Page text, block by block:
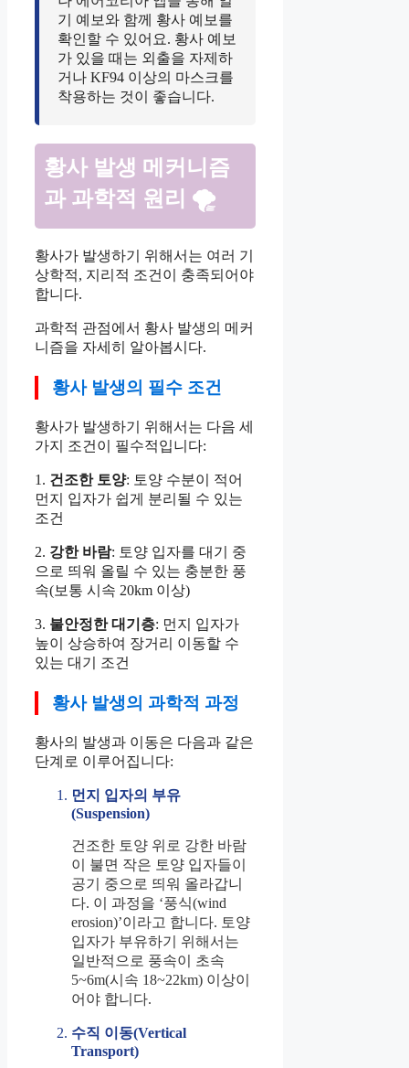
기 예보와 함께 황사 예보를
확인할 수 있어요. 황사 예보
가 있을 때는 외출을 자제하
거나 KF94 이상의 마스크를
착용하는 것이 좋습니다.
황사 발생 메커니즘
과 과학적 원리 🌪️
황사가 발생하기 위해서는 여러 기
상학적, 지리적 조건이 충족되어야
합니다.
과학적 관점에서 황사 발생의 메커
니즘을 자세히 알아봅시다.
황사 발생의 필수 조건
황사가 발생하기 위해서는 다음 세
가지 조건이 필수적입니다:
1. 건조한 토양: 토양 수분이 적어
먼지 입자가 쉽게 분리될 수 있는
조건
2. 강한 바람: 토양 입자를 대기 중
으로 띄워 올릴 수 있는 충분한 풍
속(보통 시속 20km 이상)
3. 불안정한 대기층: 먼지 입자가
높이 상승하여 장거리 이동할 수
있는 대기 조건
황사 발생의 과학적 과정
황사의 발생과 이동은 다음과 같은
단계로 이루어집니다:
먼지 입자의 부유
(Suspension)
건조한 토양 위로 강한 바람
이 불면 작은 토양 입자들이
공기 중으로 띄워 올라갑니
다. 이 과정을 ‘풍식(wind
erosion)’이라고 합니다. 토양
입자가 부유하기 위해서는
일반적으로 풍속이 초속
5~6m(시속 18~22km) 이상이
어야 합니다.
수직 이동(Vertical
Transport)